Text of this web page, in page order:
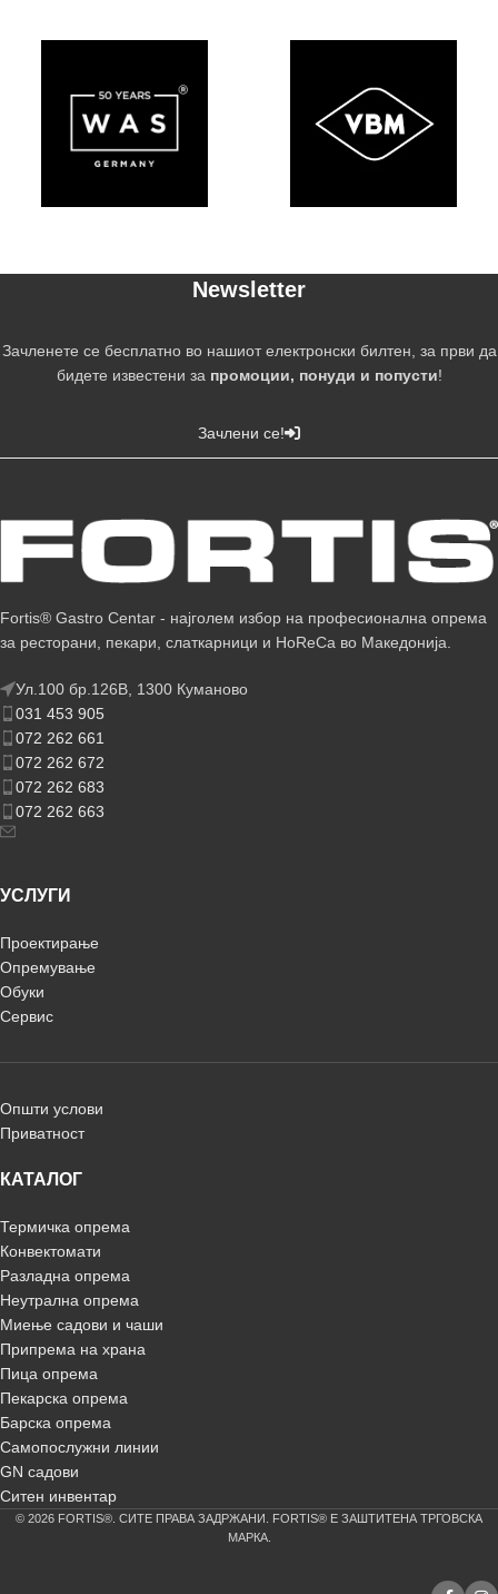
Newsletter
Зачленете се бесплатно во нашиот електронски билтен, за први да
бидете известени за промоции, понуди и попусти!
Зачлени се!
Fortis® Gastro Centar - најголем избор на професионална опрема
за ресторани, пекари, слаткарници и HoReCa во Македонија.
Ул.100 бр.126В, 1300 Куманово
031 453 905
072 262 661
072 262 672
072 262 683
072 262 663
УСЛУГИ
Проектирање
Опремување
Обуки
Сервис
Општи услови
Приватност
КАТАЛОГ
Термичка опрема
Конвектомати
Разладна опрема
Неутрална опрема
Миење садови и чаши
Припрема на храна
Пица опрема
Пекарска опрема
Барска опрема
Самопослужни линии
GN садови
Ситен инвентар
© 2026 FORTIS®. СИТЕ ПРАВА ЗАДРЖАНИ. FORTIS® Е ЗАШТИТЕНА ТРГОВСКА
МАРКА.